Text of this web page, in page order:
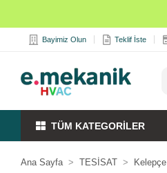
Bayimiz Olun Teklif İste
TÜM KATEGORİLER
Ana Sayfa TESİSAT Kelepçe